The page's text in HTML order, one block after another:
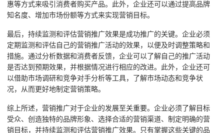
惠等方式来吸引消费者购买产品。此外，企业还可以通过提高品牌
知名度、增加市场份额等方式来实现营销目标。
最后，持续监测和评估营销推广效果是成功推广的关键。企业必须
定期监测和评估自己的营销推广活动的效果，以便及时调整策略和
措施。通过分析数据和消费者反馈，企业可以了解自己的推广活动
是否达到预期效果，并根据情况进行相应的改进。此外，企业还可
以借助市场调研和竞争对手分析等工具，了解市场动态和竞争状
况，从而更好地制定营销策略。
综上所述，营销推广对于企业的发展至关重要。企业必须了解目标
受众、创造独特的品牌形象、选择合适的营销渠道、制定明确的营
销目标，并持续监测和评估营销推广效果。只有掌握这些关键的品